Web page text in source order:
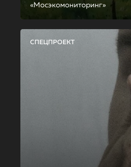
«Мосэкомониторинг»
СПЕЦПРОЕКТ